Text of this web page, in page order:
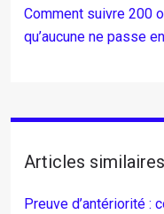
Comment suivre 200
qu’aucune ne passe
Articles similaires
Preuve d’antériorité :